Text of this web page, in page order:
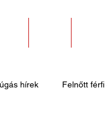
hírek Felnőtt férfi